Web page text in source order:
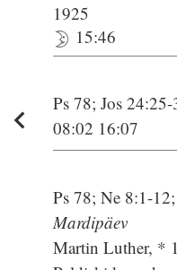
1925
15:46
Ps 78; Jos
08:02 16:07
Ps 78; Ne 8:1-
Mardipäev
Martin Luther, *